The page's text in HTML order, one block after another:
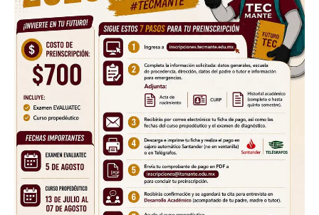
Don't miss
out!
Sing up for our newsletter
to stay in the loop.
SUBSCRIBE